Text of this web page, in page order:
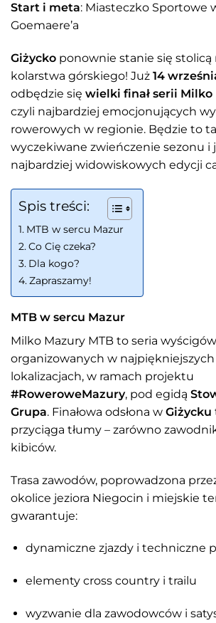
Start i meta: Miasteczko Sportowe
Goemaere’a
Giżycko ponownie stanie się
kolarstwa górskiego! Już 14
odbędzie się wielki finał serii Milko
czyli najbardziej emocjonujących
rowerowych w regionie. Będzie to
wyczekiwane zwieńczenie sezonu i
najbardziej widowiskowych edycji
Spis treści:
MTB w sercu Mazur
Co Cię czeka?
Dla kogo?
Zapraszamy!
MTB w sercu Mazur
Milko Mazury MTB to seria wyścigów
organizowanych w
lokalizacjach, w ramach projektu
#RoweroweMazury, pod egidą
Grupa. Finałowa odsłona w Giżycku
przyciąga tłumy – zarówno
kibiców.
Trasa zawodów, poprowadzona
okolice jeziora Niegocin i miejskie
gwarantuje:
dynamiczne zjazdy i techniczne
elementy cross country i trailu
wyzwanie dla zawodowców i